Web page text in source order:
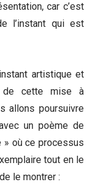
car c’est
l’instant qui est
artistique et
de cette mise à
allons poursuivre
un poème de
» où ce processus
tout en le
le montrer :